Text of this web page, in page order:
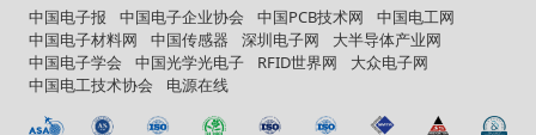
中国电子报 中国电子企业协会 中国PCB技术网
中国电工网
中国电子材料网
中国传感器 深圳电子网
大半导体产业网
中国电子学会
中国光学光电子 RFID世界网
大众电子网
中国电工技术协会
电源在线